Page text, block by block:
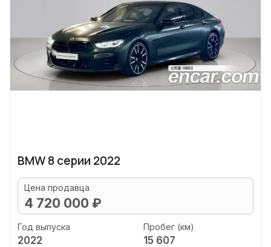
BMW 8 серии 2022
Цена продавца
4 720 000 ₽
Год выпуска
2022
Пробег (км)
15 607